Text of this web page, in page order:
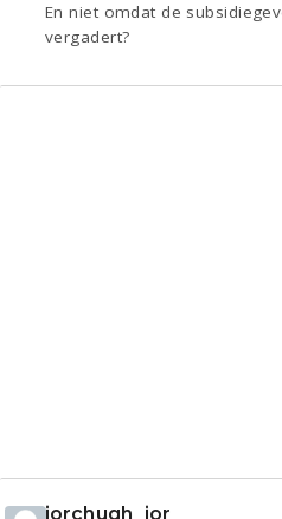
En niet omdat de
vergadert?
jorchugh_jor